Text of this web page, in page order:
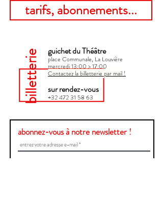
tarifs, abonnements...
billetterie guichet du Théâtre
place Communale, La Louvière
mercredi 13:00 > 17:00​
Contactez la billetterie par mail !
sur rendez-vous
+32 472 31 58 63
abonnez-vous à notre newsletter !